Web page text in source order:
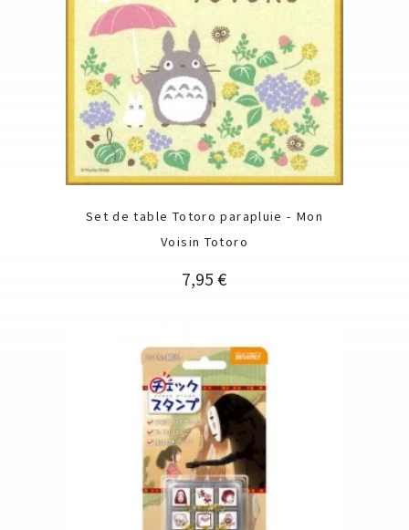
Set de table Totoro parapluie - Mon
Voisin Totoro
Prix
7,95 €